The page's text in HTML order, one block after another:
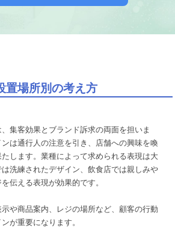
置場所別の考え方
集客効果とブランド訴求の両面を担いま
は通行人の注意を引き、店舗への興味を喚
します。業種によって求められる表現は大
洗練されたデザイン、飲食店では親しみや
伝える表現が効果的です。
や商品案内、レジの場所など、顧客の行動
が重要になります。